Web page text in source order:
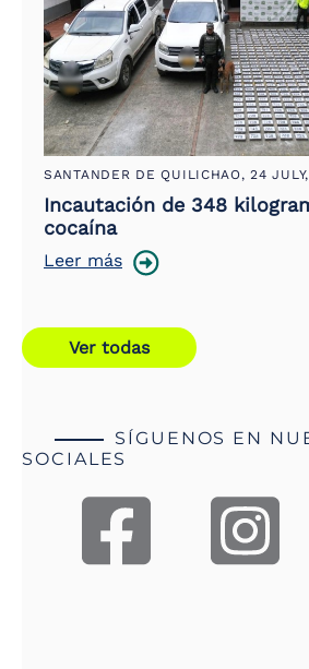
SANTANDER DE QUILICHAO,24
Incautación de 348
cocaína
Leer más
Ver todas
SÍGUENOS EN
SOCIALES